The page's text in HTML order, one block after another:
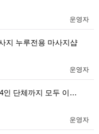
운영자
지 누루전용 마사지샵
운영자
인 단체까지 모두 이…
운영자